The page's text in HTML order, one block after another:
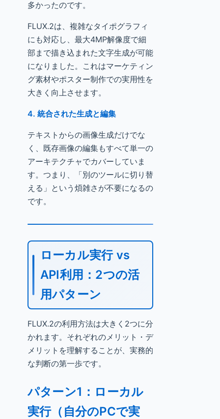
多かったのです。
FLUX.2は、複雑なタイポグラフィ
にも対応し、最大4MP解像度で細
部まで描き込まれた文字生成が可能
になりました。これはマーケティン
グ素材やポスター制作での実用性を
大きく向上させます。
4. 統合された生成と編集
テキストからの画像生成だけでな
く、既存画像の編集もすべて単一の
アーキテクチャでカバーしていま
す。つまり、「別のツールに切り替
える」という煩雑さが不要になるの
です。
ローカル実行 vs
API利用：2つの活
用パターン
FLUX.2の利用方法は大きく2つに分
かれます。それぞれのメリット・デ
メリットを理解することが、実務的
な判断の第一歩です。
パターン1：ローカル
実行（自分のPCで実